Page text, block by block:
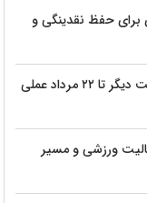
برای حفظ نقدینگی و
بحران مطالبات گندمکاران؛ وعده پرداخت ۱۱۰ همت دیگر تا ۲۲ مرداد عملی
ورزشی و مسیر